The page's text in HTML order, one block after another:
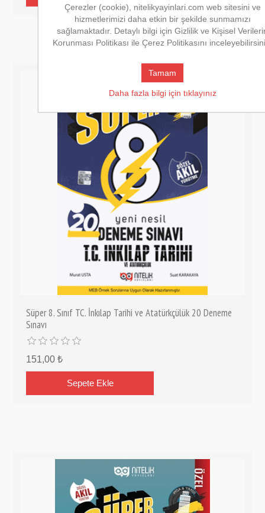
Süper 8. Sınıf TC. İnkılap Tarihi ve Atatürkçülük 20 Deneme
Sınavı
151,00 ₺
Çerezler (cookie), nitelikyayinlari.com web sitesini ve
hizmetlerimizi daha etkin bir şekilde sunmamızı
sağlamaktadır. Detaylı bilgi için Gizlilik ve Kişisel
Korunması Politikası ile Çerez Politikasını
Tamam
Daha fazla bilgi için tıklayınız